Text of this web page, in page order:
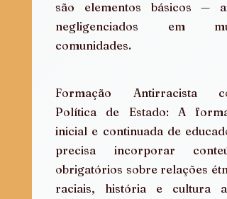
são elementos básicos —
negligenciados em
comunidades.
Formação Antirracista
Política de Estado: A
inicial e continuada de
precisa incorporar
obrigatórios sobre relações
raciais, história e cultura